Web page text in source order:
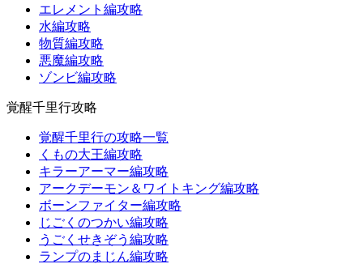
エレメント編攻略
水編攻略
物質編攻略
悪魔編攻略
ゾンビ編攻略
覚醒千里行攻略
覚醒千里行の攻略一覧
くもの大王編攻略
キラーアーマー編攻略
アークデーモン＆ワイトキング編攻略
ボーンファイター編攻略
じごくのつかい編攻略
うごくせきぞう編攻略
ランプのまじん編攻略